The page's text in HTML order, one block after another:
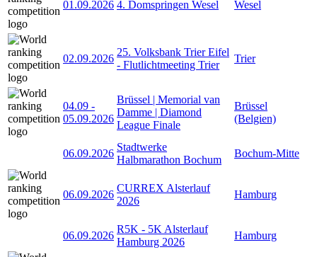
01.09.2026 4. Domspringen Wesel Wesel
02.09.2026
25. Volksbank Trier Eifel
- Flutlichtmeeting Trier
Trier
04.09 -
05.09.2026
Brüssel | Memorial van
Damme | Diamond
League Finale
Brüssel
(Belgien)
06.09.2026
Stadtwerke
Halbmarathon Bochum
Bochum-Mitte
06.09.2026
CURREX Alsterlauf
2026
Hamburg
06.09.2026
R5K - 5K Alsterlauf
Hamburg 2026
Hamburg